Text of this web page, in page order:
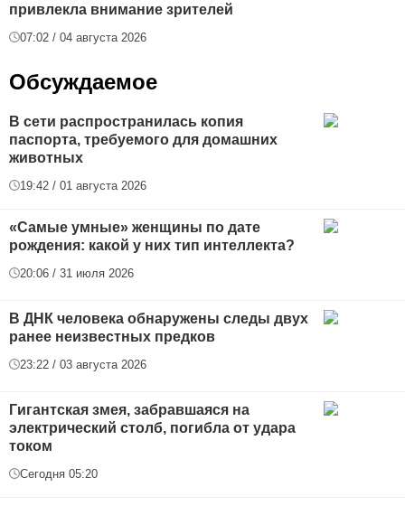
привлекла внимание зрителей
07:02 / 04 августа 2026
Обсуждаемое
В сети распространилась копия
паспорта, требуемого для домашних
животных
19:42 / 01 августа 2026
«Самые умные» женщины по дате
рождения: какой у них тип интеллекта?
20:06 / 31 июля 2026
В ДНК человека обнаружены следы двух
ранее неизвестных предков
23:22 / 03 августа 2026
Гигантская змея, забравшаяся на
электрический столб, погибла от удара
током
Сегодня 05:20